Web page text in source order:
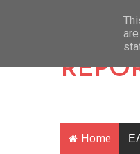
Latest
κατηγορείται για
Home